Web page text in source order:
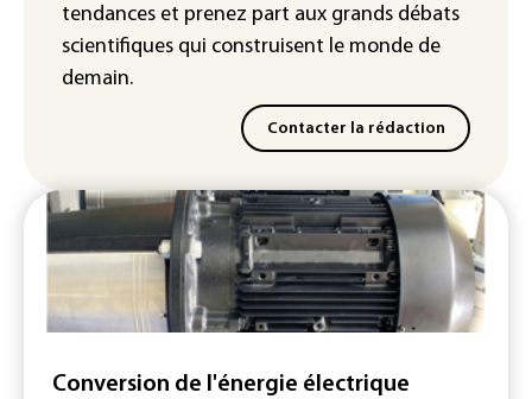
tendances et prenez part aux grands débats
scientifiques qui construisent le monde de
demain.
Contacter la rédaction
Conversion de l'énergie électrique